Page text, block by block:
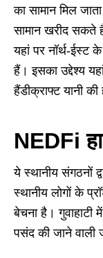
का सामान मिल
सामान खरीद सकते
यहां पर नॉर्थ-
हैं। इसका उद्देश्य
हैंडीक्राफ्ट यानी
NEDFi
ये स्थानीय संगठनों
स्थानीय लोगों के
बेचना है।
पसंद की जाने वाली